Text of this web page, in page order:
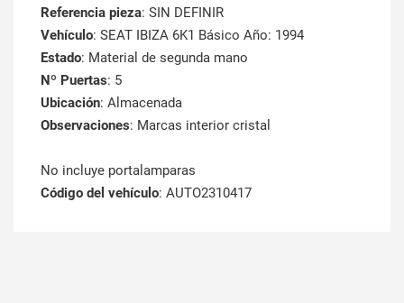
Referencia pieza: SIN DEFINIR
Vehículo: SEAT IBIZA 6K1 Básico Año: 1994
Estado: Material de segunda mano
Nº Puertas: 5
Ubicación: Almacenada
Observaciones: Marcas interior cristal
No incluye portalamparas
Código del vehículo: AUTO2310417